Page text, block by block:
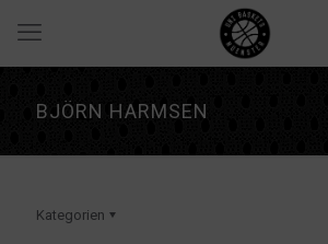
BJÖRN HARMSEN
Kategorien